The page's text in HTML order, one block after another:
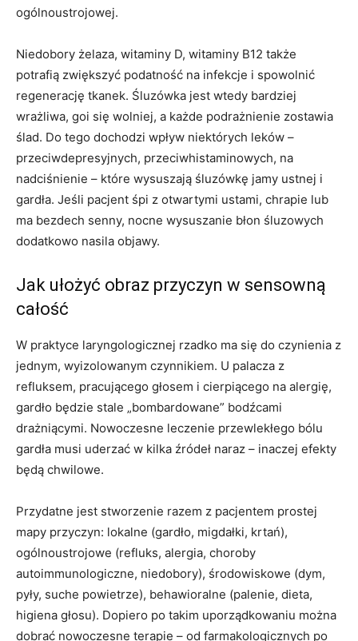
ogólnoustrojowej.
Niedobory żelaza, witaminy D, witaminy B12 także
potrafią zwiększyć podatność na infekcje i spowolnić
regenerację tkanek. Śluzówka jest wtedy bardziej
wrażliwa, goi się wolniej, a każde podrażnienie zostawia
ślad. Do tego dochodzi wpływ niektórych leków –
przeciwdepresyjnych, przeciwhistaminowych, na
nadciśnienie – które wysuszają śluzówkę jamy ustnej i
gardła. Jeśli pacjent śpi z otwartymi ustami, chrapie lub
ma bezdech senny, nocne wysuszanie błon śluzowych
dodatkowo nasila objawy.
Jak ułożyć obraz przyczyn w sensowną
całość
W praktyce laryngologicznej rzadko ma się do czynienia z
jednym, wyizolowanym czynnikiem. U palacza z
refluksem, pracującego głosem i cierpiącego na alergię,
gardło będzie stale „bombardowane” bodźcami
drażniącymi. Nowoczesne leczenie przewlekłego bólu
gardła musi uderzać w kilka źródeł naraz – inaczej efekty
będą chwilowe.
Przydatne jest stworzenie razem z pacjentem prostej
mapy przyczyn: lokalne (gardło, migdałki, krtań),
ogólnoustrojowe (refluks, alergia, choroby
autoimmunologiczne, niedobory), środowiskowe (dym,
pyły, suche powietrze), behawioralne (palenie, dieta,
higiena głosu). Dopiero po takim uporządkowaniu można
dobrać nowoczesne terapie – od farmakologicznych po